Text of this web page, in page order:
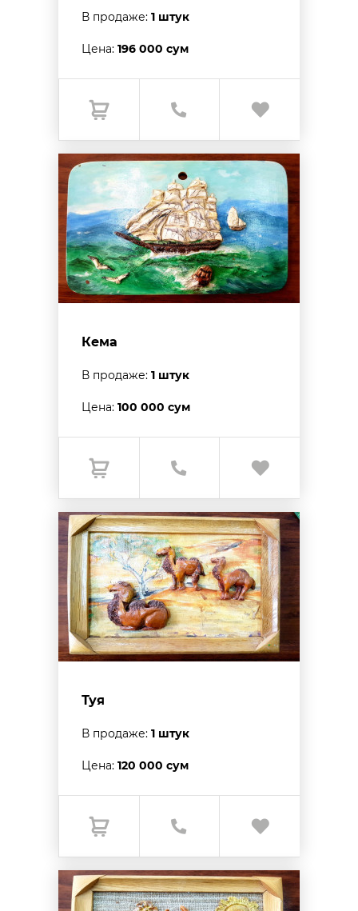
В продаже: 1 штук
Цена: 196 000 сум
Кема
В продаже: 1 штук
Цена: 100 000 сум
Туя
В продаже: 1 штук
Цена: 120 000 сум